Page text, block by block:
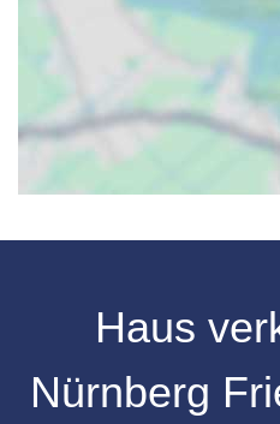
Haus
Nürnberg